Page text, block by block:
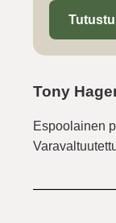
Tony
Espoolainen